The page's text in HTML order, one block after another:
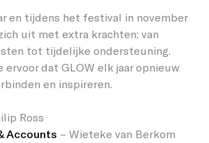
en tijdens het festival in november
uit met extra krachten: van
tot tijdelijke ondersteuning.
ervoor dat GLOW elk jaar opnieuw
en inspireren.
Ross
Accounts – Wieteke van Berkom